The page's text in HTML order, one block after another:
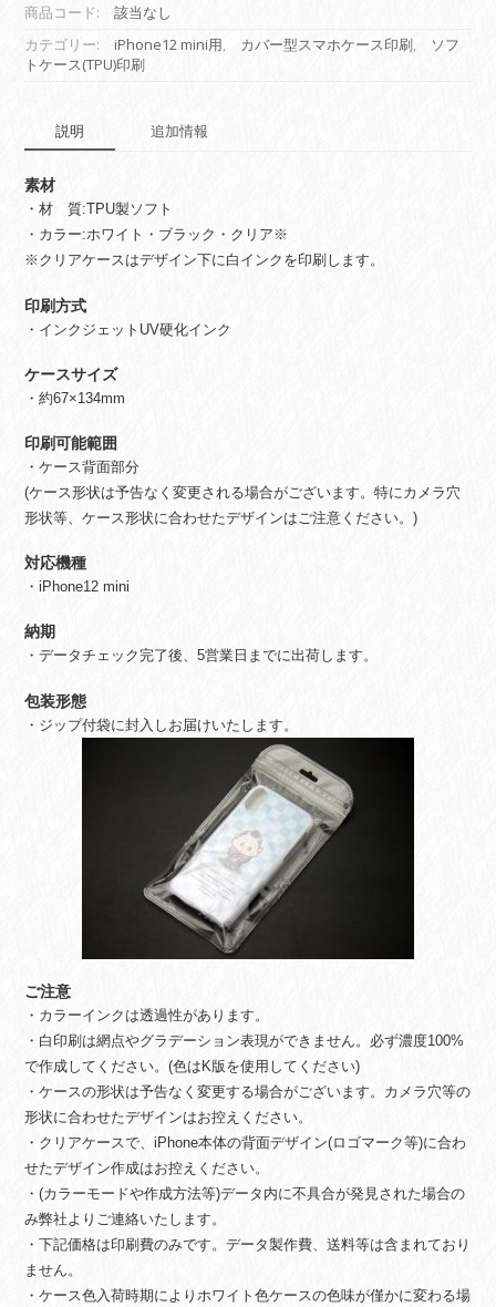
刷
(iPhone12
mini
刷・
ソ
フ
ト)
商品コード:
該当なし
カテゴリー:
iPhone12 mini用, カバー型スマホケース印刷,
ソフ
トケース(TPU)印刷
説明 追加情報
素材
・材 質:TPU製ソフト
・カラー:ホワイト・ブラック・クリア※
※クリアケースはデザイン下に白インクを印刷します。
印刷方式
・インクジェットUV硬化インク
ケースサイズ
・約67×134mm
印刷可能範囲
・ケース背面部分
(ケース形状は予告なく変更される場合がございます。特にカメラ穴
形状等、ケース形状に合わせたデザインはご注意ください。)
対応機種
・iPhone12 mini
納期
・データチェック完了後、5営業日までに出荷します。
包装形態
・ジップ付袋に封入しお届けいたします。
ご注意
・カラーインクは透過性があります。
・白印刷は網点やグラデーション表現ができません。必ず濃度100%
で作成してください。(色はK版を使用してください)
・ケースの形状は予告なく変更する場合がございます。カメラ穴等の
形状に合わせたデザインはお控えください。
・クリアケースで、iPhone本体の背面デザイン(ロゴマーク等)に合わ
せたデザイン作成はお控えください。
・(カラーモードや作成方法等)データ内に不具合が発見された場合の
み弊社よりご連絡いたします。
・下記価格は印刷費のみです。データ製作費、送料等は含まれており
ません。
・ケース色入荷時期によりホワイト色ケースの色味が僅かに変わる場